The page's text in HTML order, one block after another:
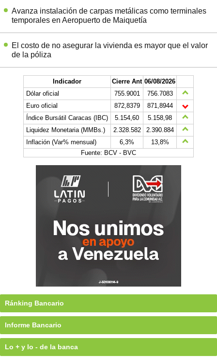
Avanza instalación de carpas metálicas como terminales
temporales en Aeropuerto de Maiquetía
El costo de no asegurar la vivienda es mayor que el valor
de la póliza
Indicador Cierre Ant 06/08/2026
Dólar oficial
755.9001
756.7083
Euro oficial
872,8379
871,8944
Índice Bursátil Caracas (IBC)
5.154,60
5.158,98
Liquidez Monetaria (MMBs.)
2.328.582
2.390.884
Inflación (Var% mensual)
6,3%
13,8%
Fuente: BCV - BVC
Ránking Bancario
Informe Bancario
Lo + y lo - de la banca